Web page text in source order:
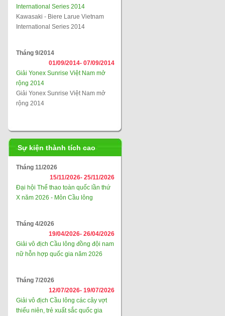
International Series 2014
Kawasaki - Biere Larue Vietnam
International Series 2014
Tháng 9/2014
01/09/2014- 07/09/2014
Giải Yonex Sunrise Việt Nam mở
rộng 2014
Giải Yonex Sunrise Việt Nam mở
rộng 2014
Sự kiện thành tích cao
Tháng 11/2026
15/11/2026- 25/11/2026
Đại hội Thể thao toàn quốc lần thứ
X năm 2026 - Môn Cầu lông
Tháng 4/2026
19/04/2026- 26/04/2026
Giải vô địch Cầu lông đồng đội nam
nữ hỗn hợp quốc gia năm 2026
Tháng 7/2026
12/07/2026- 19/07/2026
Giải vô địch Cầu lông các cây vợt
thiếu niên, trẻ xuất sắc quốc gia